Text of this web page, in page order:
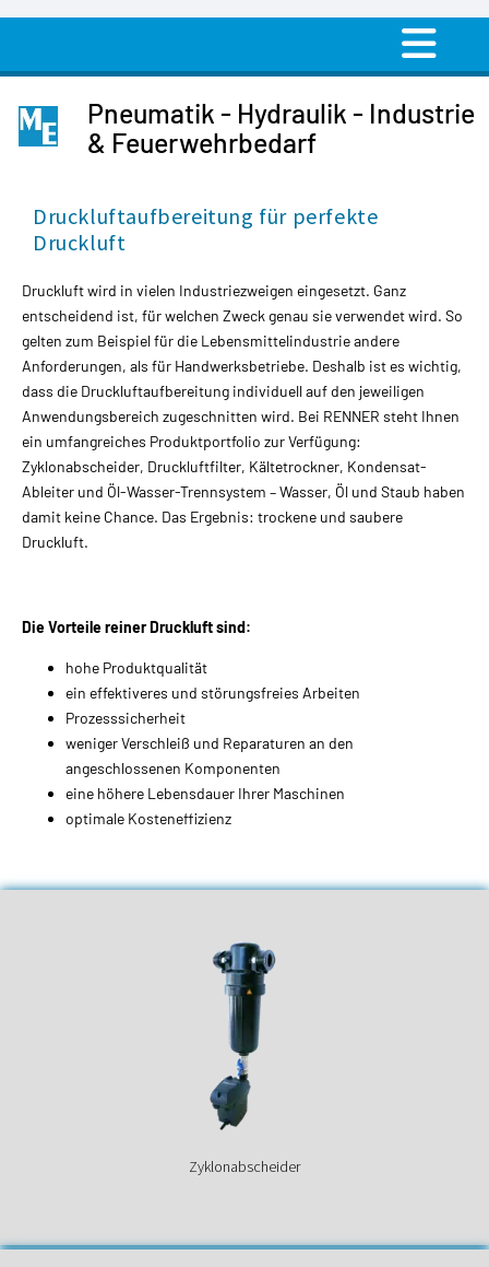
Pneumatik - Hydraulik - Industrie
& Feuerwehrbedarf
Druckluftaufbereitung für perfekte
Druckluft
Druckluft wird in vielen Industriezweigen eingesetzt. Ganz
entscheidend ist, für welchen Zweck genau sie verwendet wird. So
gelten zum Beispiel für die Lebensmittelindustrie andere
Anforderungen, als für Handwerksbetriebe. Deshalb ist es wichtig,
dass die Druckluftaufbereitung individuell auf den jeweiligen
Anwendungsbereich zugeschnitten wird. Bei RENNER steht Ihnen
ein umfangreiches Produktportfolio zur Verfügung:
Zyklonabscheider, Druckluftfilter, Kältetrockner, Kondensat-
Ableiter und Öl-Wasser-Trennsystem – Wasser, Öl und Staub haben
damit keine Chance. Das Ergebnis: trockene und saubere
Druckluft.
Die Vorteile reiner Druckluft sind:
hohe Produktqualität
ein effektiveres und störungsfreies Arbeiten
Prozesssicherheit
weniger Verschleiß und Reparaturen an den
angeschlossenen Komponenten
eine höhere Lebensdauer Ihrer Maschinen
optimale Kosteneffizienz
Zyklonabscheider